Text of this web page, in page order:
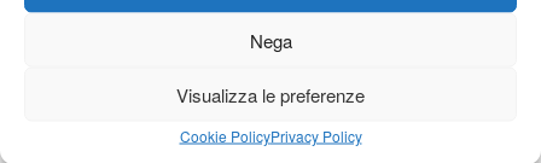
Nega
Visualizza le preferenze
Cookie PolicyPrivacy Policy